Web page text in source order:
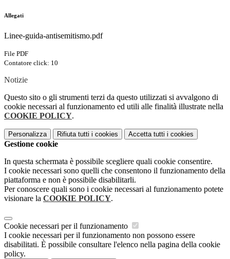
Allegati
Linee-guida-antisemitismo.pdf
File PDF
Contatore click: 10
Notizie
Questo sito o gli strumenti terzi da questo utilizzati si avvalgono di
cookie necessari al funzionamento ed utili alle finalità illustrate nella
COOKIE POLICY.
Personalizza Rifiuta tutti i cookies Accetta tutti i cookies
Gestione cookie
In questa schermata è possibile scegliere quali cookie consentire.
I cookie necessari sono quelli che consentono il funzionamento della
piattaforma e non è possibile disabilitarli.
Per conoscere quali sono i cookie necessari al funzionamento potete
visionare la COOKIE POLICY.
Cookie necessari per il funzionamento
I cookie necessari per il funzionamento non possono essere
disabilitati. È possibile consultare l'elenco nella pagina della cookie
policy.